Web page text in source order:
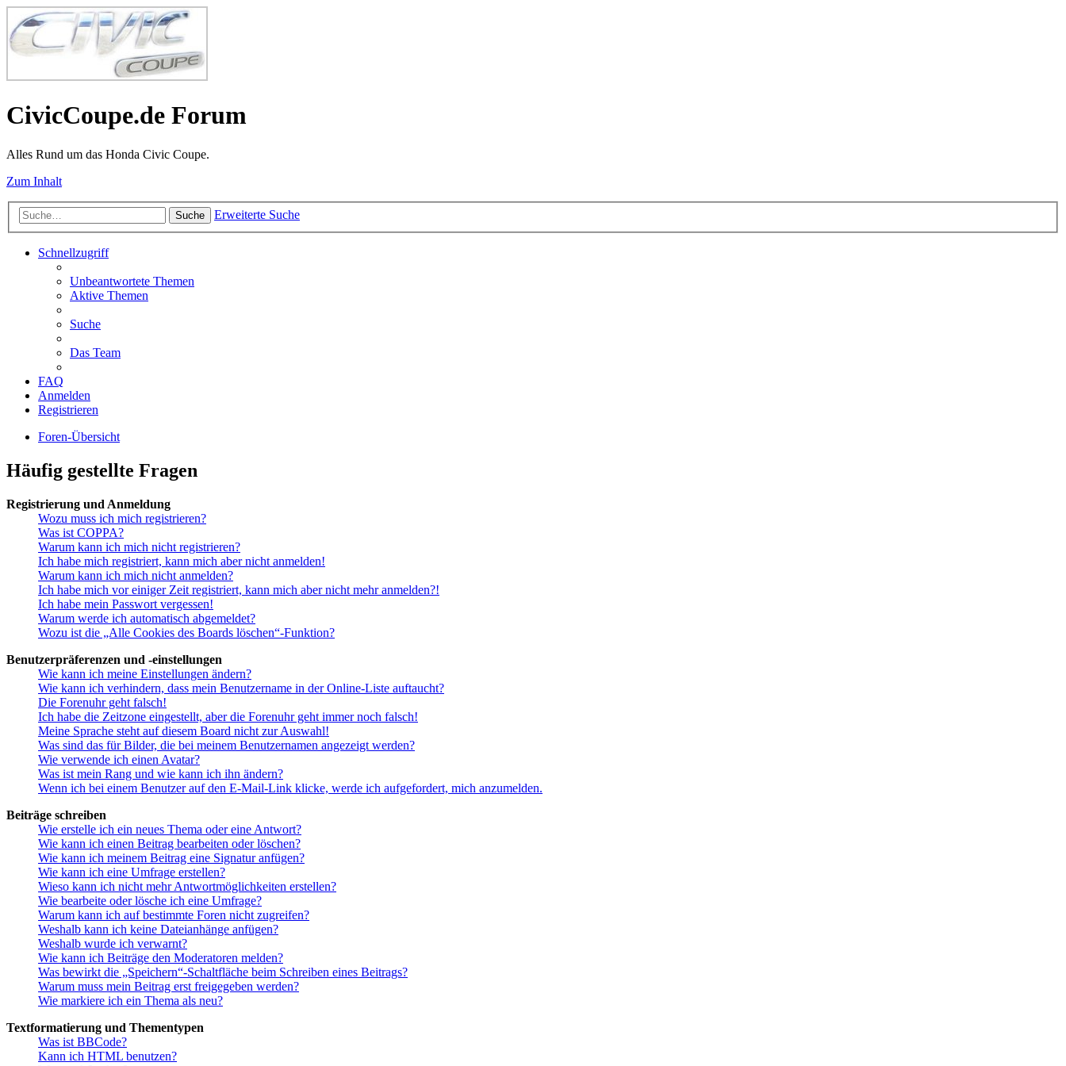
CivicCoupe.de Forum
Alles Rund um das Honda Civic Coupe.
Zum Inhalt
Suche Erweiterte Suche
Schnellzugriff
Unbeantwortete Themen
Aktive Themen
Suche
Das Team
FAQ
Anmelden
Registrieren
Foren-Übersicht
Häufig gestellte Fragen
Registrierung und Anmeldung
Wozu muss ich mich registrieren?
Was ist COPPA?
Warum kann ich mich nicht registrieren?
Ich habe mich registriert, kann mich aber nicht anmelden!
Warum kann ich mich nicht anmelden?
Ich habe mich vor einiger Zeit registriert, kann mich aber nicht mehr anmelden?!
Ich habe mein Passwort vergessen!
Warum werde ich automatisch abgemeldet?
Wozu ist die „Alle Cookies des Boards löschen“-Funktion?
Benutzerpräferenzen und -einstellungen
Wie kann ich meine Einstellungen ändern?
Wie kann ich verhindern, dass mein Benutzername in der Online-Liste auftaucht?
Die Forenuhr geht falsch!
Ich habe die Zeitzone eingestellt, aber die Forenuhr geht immer noch falsch!
Meine Sprache steht auf diesem Board nicht zur Auswahl!
Was sind das für Bilder, die bei meinem Benutzernamen angezeigt werden?
Wie verwende ich einen Avatar?
Was ist mein Rang und wie kann ich ihn ändern?
Wenn ich bei einem Benutzer auf den E-Mail-Link klicke, werde ich aufgefordert, mich anzumelden.
Beiträge schreiben
Wie erstelle ich ein neues Thema oder eine Antwort?
Wie kann ich einen Beitrag bearbeiten oder löschen?
Wie kann ich meinem Beitrag eine Signatur anfügen?
Wie kann ich eine Umfrage erstellen?
Wieso kann ich nicht mehr Antwortmöglichkeiten erstellen?
Wie bearbeite oder lösche ich eine Umfrage?
Warum kann ich auf bestimmte Foren nicht zugreifen?
Weshalb kann ich keine Dateianhänge anfügen?
Weshalb wurde ich verwarnt?
Wie kann ich Beiträge den Moderatoren melden?
Was bewirkt die „Speichern“-Schaltfläche beim Schreiben eines Beitrags?
Warum muss mein Beitrag erst freigegeben werden?
Wie markiere ich ein Thema als neu?
Textformatierung und Thementypen
Was ist BBCode?
Kann ich HTML benutzen?